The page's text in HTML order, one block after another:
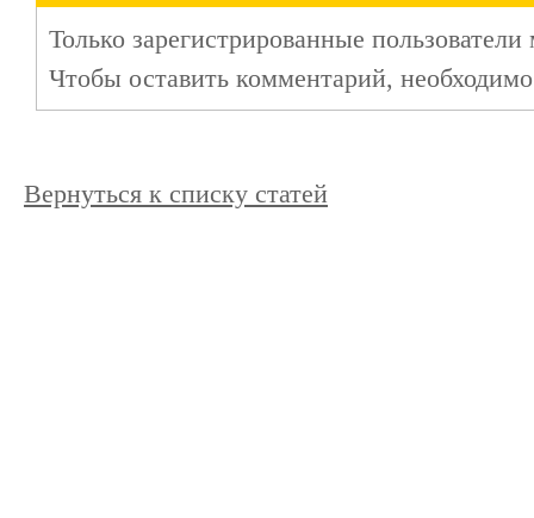
Только зарегистрированные
Чтобы оставить комментарий,
Вернуться к списку статей